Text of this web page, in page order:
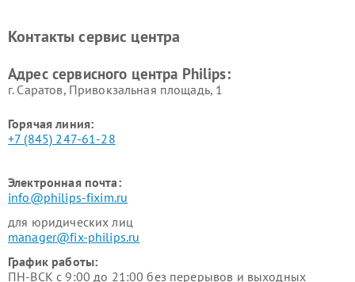
Ремонт стиральных машин
Ремонт увлажнителей
Контакты сервис центра
Адрес сервисного центра Philips:
г. Саратов, Привокзальная площадь, 1
Горячая линия:
+7 (845) 247-61-28
Электронная почта:
info@philips-fixim.ru
для юридических лиц
manager@fix-philips.ru
График работы:
ПН-ВСК с 9:00 до 21:00 без перерывов и выходных